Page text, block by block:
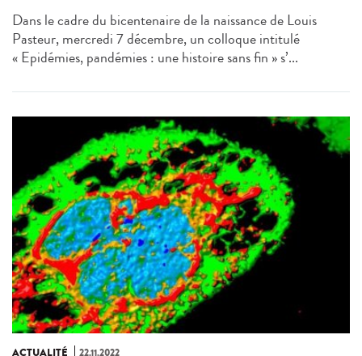
Dans le cadre du bicentenaire de la naissance de Louis
Pasteur, mercredi 7 décembre, un colloque intitulé
« Epidémies, pandémies : une histoire sans fin » s’...
ACTUALITÉ 22.11.2022